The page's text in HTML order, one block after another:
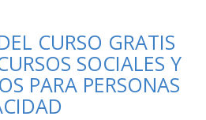
CURSO GRATIS
SOCIALES Y
PARA PERSONAS